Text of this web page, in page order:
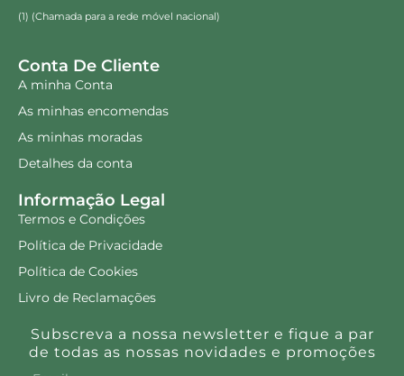
(1) (Chamada para a rede móvel nacional)
Conta De Cliente
A minha Conta
As minhas encomendas
As minhas moradas
Detalhes da conta
Informação Legal
Termos e Condições
Política de Privacidade
Política de Cookies
Livro de Reclamações
Subscreva a nossa newsletter e fique a par
de todas as nossas novidades e promoções